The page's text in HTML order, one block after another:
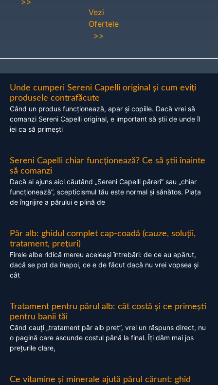
Vezi
Ofertele
>>
Unde cumperi Sereni Capelli original și cum eviți
produsele contrafăcute
Când un produs funcționează, apar și copiile. Dacă vrei să
comanzi Sereni Capelli original, e important să știi de unde îl
iei ca să primești
Sereni Capelli chiar funcționează? Ce să știi înainte
să comanzi
Dacă ai ajuns aici căutând „Sereni Capelli păreri” sau „chiar
funcționează”, scepticismul tău este normal și sănătos. Piața
de îngrijire a părului e plină de
Păr alb: ghidul complet cap-coadă (cauze, soluții,
tratament, prețuri)
Firele albe ridică mereu aceleași întrebări: de ce au apărut,
dacă se pot da înapoi, ce e de făcut dacă nu vrei vopsea și
cât
Tratament pentru părul alb: cât costă și ce primești
pentru banii tăi
Când cauți „tratament păr alb preț”, vrei un răspuns direct, nu
o pagină care ascunde costul până la final. Îți dăm mai jos
prețurile clare,
Ce vitamine și minerale ajută părul cărunt: ghid